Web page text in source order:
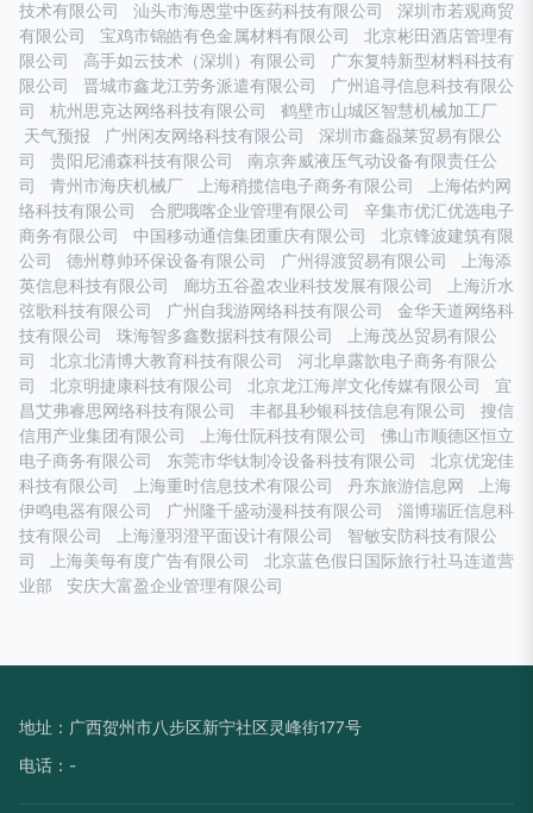
技术有限公司
汕头市海恩堂中医药科技有限公司
深圳市若观商贸
有限公司
宝鸡市锦皓有色金属材料有限公司
北京彬田酒店管理有
限公司
高手如云技术（深圳）有限公司
广东复特新型材料科技有
限公司
晋城市鑫龙江劳务派遣有限公司
广州追寻信息科技有限公
司
杭州思克达网络科技有限公司
鹤壁市山城区智慧机械加工厂
天气预报
广州闲友网络科技有限公司
深圳市鑫赑莱贸易有限公
司
贵阳尼浦森科技有限公司
南京奔威液压气动设备有限责任公
司
青州市海庆机械厂 上海稍揽信电子商务有限公司
上海佑灼网
络科技有限公司
合肥哦喀企业管理有限公司
辛集市优汇优选电子
商务有限公司
中国移动通信集团重庆有限公司
北京锋波建筑有限
公司
德州尊帅环保设备有限公司 广州得渡贸易有限公司
上海添
英信息科技有限公司
廊坊五谷盈农业科技发展有限公司
上海沂水
弦歌科技有限公司
广州自我游网络科技有限公司
金华天道网络科
技有限公司
珠海智多鑫数据科技有限公司
上海茂丛贸易有限公
司
北京北清博大教育科技有限公司
河北阜露歆电子商务有限公
司
北京明捷康科技有限公司 北京龙江海岸文化传媒有限公司
宜
昌艾弗睿思网络科技有限公司
丰都县秒银科技信息有限公司
搜信
信用产业集团有限公司
上海仕阮科技有限公司
佛山市顺德区恒立
电子商务有限公司
东莞市华钛制冷设备科技有限公司
北京优宠佳
科技有限公司
上海重时信息技术有限公司 丹东旅游信息网
上海
伊鸣电器有限公司
广州隆千盛动漫科技有限公司
淄博瑞匠信息科
技有限公司
上海潼羽澄平面设计有限公司
智敏安防科技有限公
司
上海美每有度广告有限公司
北京蓝色假日国际旅行社马连道营
业部
安庆大富盈企业管理有限公司
地址：广西贺州市八步区新宁社区灵峰街177号
电话：-